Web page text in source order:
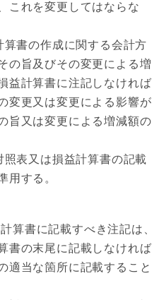
これを変更してはならな
書の作成に関する会計方
の旨及びその変更による増
益計算書に注記しなければ
変更又は変更による影響が
旨又は変更による増減額の
表又は損益計算書の記載
用する。
算書に記載すべき注記は、
書の末尾に記載しなければ
適当な箇所に記載すること